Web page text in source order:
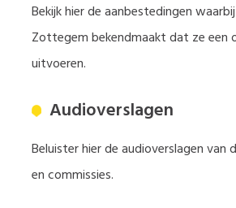
Bekijk hier de aanbestedingen
Zottegem bekendmaakt dat ze een
uitvoeren.
Audioverslagen
Beluister hier de audioverslagen van
en commissies.